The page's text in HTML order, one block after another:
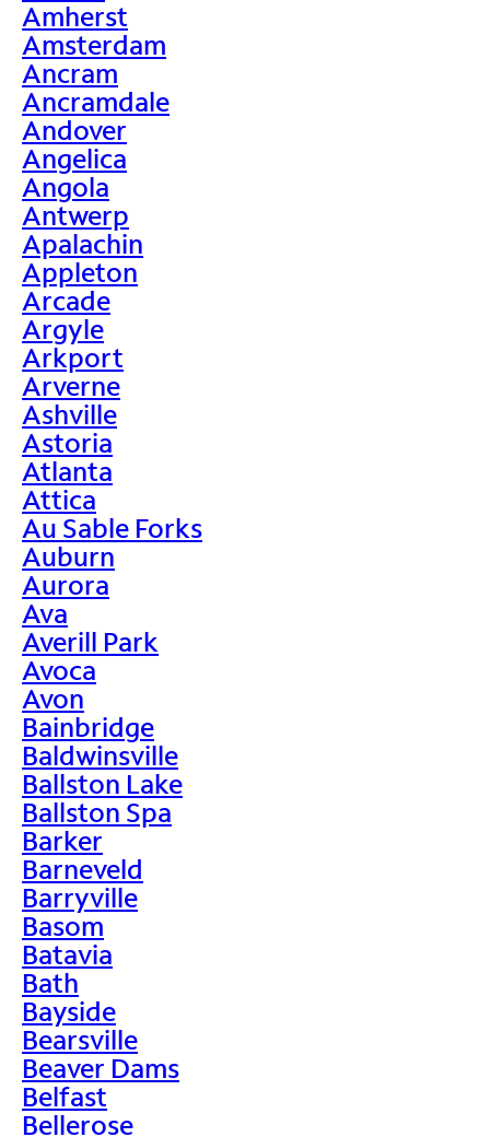
Amherst
Amsterdam
Ancram
Ancramdale
Andover
Angelica
Angola
Antwerp
Apalachin
Appleton
Arcade
Argyle
Arkport
Arverne
Ashville
Astoria
Atlanta
Attica
Au Sable Forks
Auburn
Aurora
Ava
Averill Park
Avoca
Avon
Bainbridge
Baldwinsville
Ballston Lake
Ballston Spa
Barker
Barneveld
Barryville
Basom
Batavia
Bath
Bayside
Bearsville
Beaver Dams
Belfast
Bellerose